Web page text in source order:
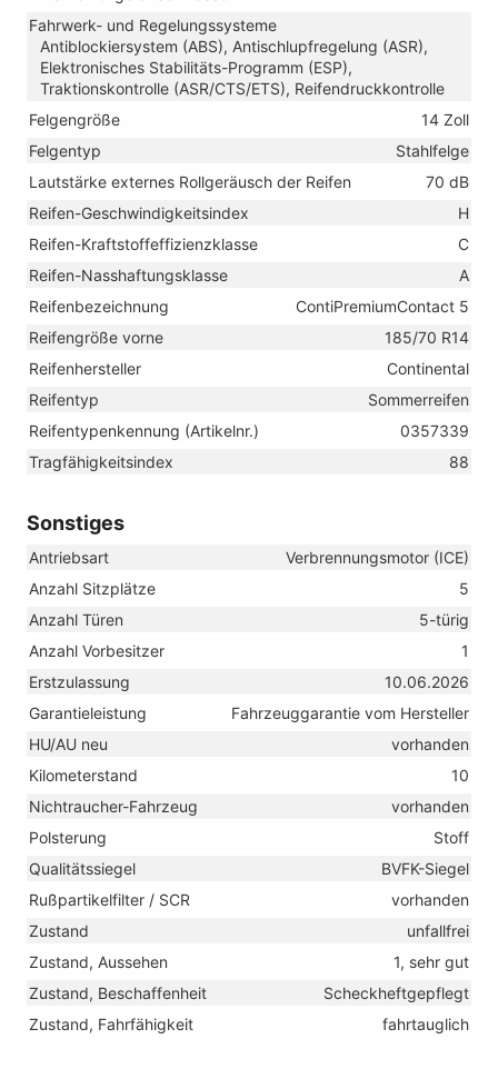
Fahrwerk- und Regelungssysteme
Antiblockiersystem (ABS), Antischlupfregelung (ASR),
Elektronisches Stabilitäts-Programm (ESP),
Traktionskontrolle (ASR/CTS/ETS), Reifendruckkontrolle
Felgengröße
14 Zoll
Felgentyp
Stahlfelge
Lautstärke externes Rollgeräusch der Reifen
70 dB
Reifen-Geschwindigkeitsindex
H
Reifen-Kraftstoffeffizienzklasse
C
Reifen-Nasshaftungsklasse
A
Reifenbezeichnung
ContiPremiumContact 5
Reifengröße vorne
185/70 R14
Reifenhersteller
Continental
Reifentyp
Sommerreifen
Reifentypenkennung (Artikelnr.)
0357339
Tragfähigkeitsindex
88
Sonstiges
Antriebsart
Verbrennungsmotor (ICE)
Anzahl Sitzplätze
5
Anzahl Türen
5-türig
Anzahl Vorbesitzer
1
Erstzulassung
10.06.2026
Garantieleistung
Fahrzeuggarantie vom Hersteller
HU/AU neu
vorhanden
Kilometerstand
10
Nichtraucher-Fahrzeug
vorhanden
Polsterung
Stoff
Qualitätssiegel
BVFK-Siegel
Rußpartikelfilter / SCR
vorhanden
Zustand
unfallfrei
Zustand, Aussehen
1, sehr gut
Zustand, Beschaffenheit
Scheckheftgepflegt
Zustand, Fahrfähigkeit
fahrtauglich